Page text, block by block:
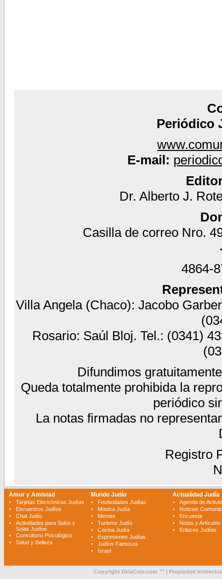
Periódico
E-mail:
Dr. Alberto J.
Casilla de correo Nro.
4864-
Villa Angela (Chaco): Jacobo
Rosario: Saúl Bloj. Tel.: (0341)
Difundimos
Queda totalmente prohibida la
periódico
La notas firmadas no
Registro
Amor y Amistad
Tarjetas Electrónicas Judías
Encuentros Judíos
Chat Judío
Actividades para Solos y
Solas Judíos
Consultorio Psicológico
Salud y Belleza
Mundo Judío
Festividades Judías
Música Judía
Memes
Turismo Judío
Cocina Judía
Expresiones Judías
Judíos Famosos
Israel
Actualidad Judía
Agenda de
Noticias
Encuesta
Notas y Artículos
Enlaces Judíos
Copyright DelaCole.com ™ | Propiedad